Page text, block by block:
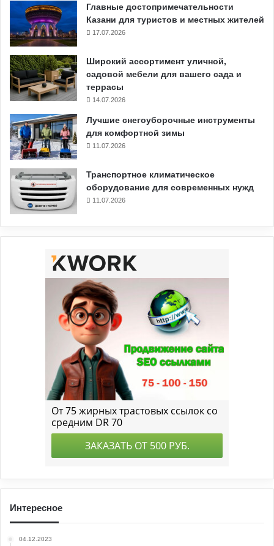
Главные достопримечательности
Казани для туристов и местных жителей
17.07.2026
Широкий ассортимент уличной,
садовой мебели для вашего сада и
террасы
14.07.2026
Лучшие снегоуборочные инструменты
для комфортной зимы
11.07.2026
Транспортное климатическое
оборудование для современных нужд
11.07.2026
Интересное
04.12.2023